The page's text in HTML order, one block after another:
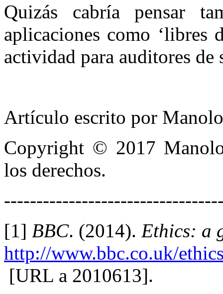
Quizás cabría pensar
aplicaciones como ‘libres
actividad para auditores
Artículo escrito por
Copyright © 2017
los derechos.
[1] BBC. (2014). Ethics: a
http://www.bbc.co.uk/
[URL a 2010613].